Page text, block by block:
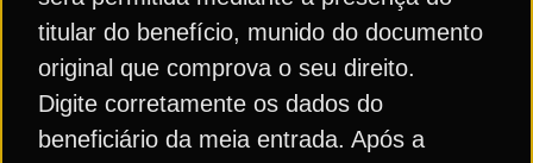
titular do benefício, munido do documento
original que comprova o seu direito.
Digite corretamente os dados do
beneficiário da meia entrada. Após a